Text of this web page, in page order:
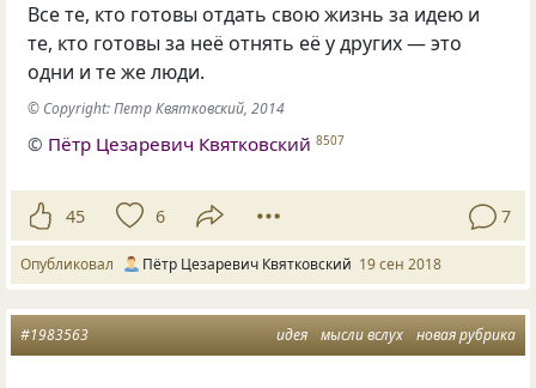
Все те, кто готовы отдать свою жизнь за идею и
те, кто готовы за неё отнять её у других — это
одни и те же люди.
© Copyright: Петр Квятковский, 2014
© Пётр Цезаревич Квятковский 8507
45 6 7
Опубликовал Пётр Цезаревич Квятковский 19 сен 2018
идея мысли вслух новая рубрика
#1983563